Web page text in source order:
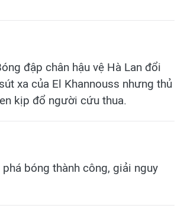
đập chân hậu vệ Hà Lan đổi
xa của El Khannouss nhưng thủ
kịp đổ người cứu thua.
phá bóng thành công, giải nguy